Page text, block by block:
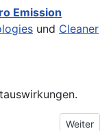
Emission
und Cleaner
Nächster
Weiter